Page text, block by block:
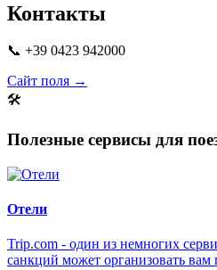
Контакты
📞 +39 0423 942000
Сайт поля →
🛠
Полезные сервисы для
Отели
Trip.com - один из немногих
санкций может организовать